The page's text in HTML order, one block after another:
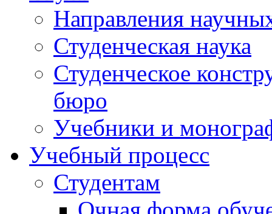
Направления
Студенческая наука
Студенческое
бюро
Учебники и
Учебный процесс
Студентам